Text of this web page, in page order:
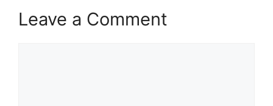
Leave a Comment